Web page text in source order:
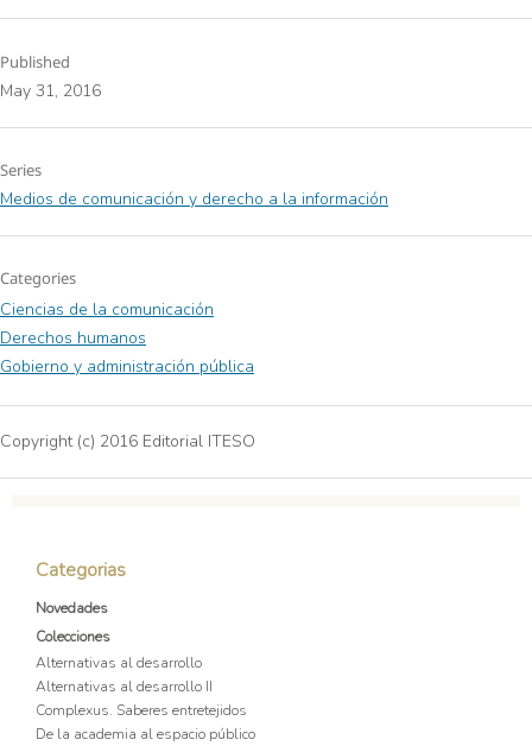
Published
May 31, 2016
Series
Medios de comunicación y derecho a la información
Categories
Ciencias de la comunicación
Derechos humanos
Gobierno y administración pública
Copyright (c) 2016 Editorial ITESO
Categorias
Novedades
Colecciones
Alternativas al desarrollo
Alternativas al desarrollo II
Complexus. Saberes entretejidos
De la academia al espacio público